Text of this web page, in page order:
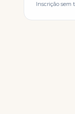
Inscrição sem